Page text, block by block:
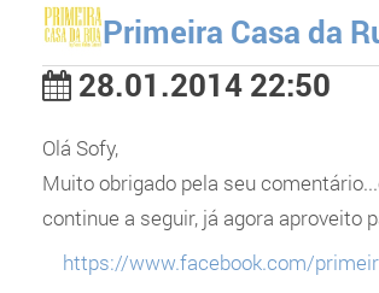
Primeira Casa da
28.01.2014 22:50
Olá Sofy,
Muito obrigado pela seu
continue a seguir, já agora aproveito
https://www.facebook.com/